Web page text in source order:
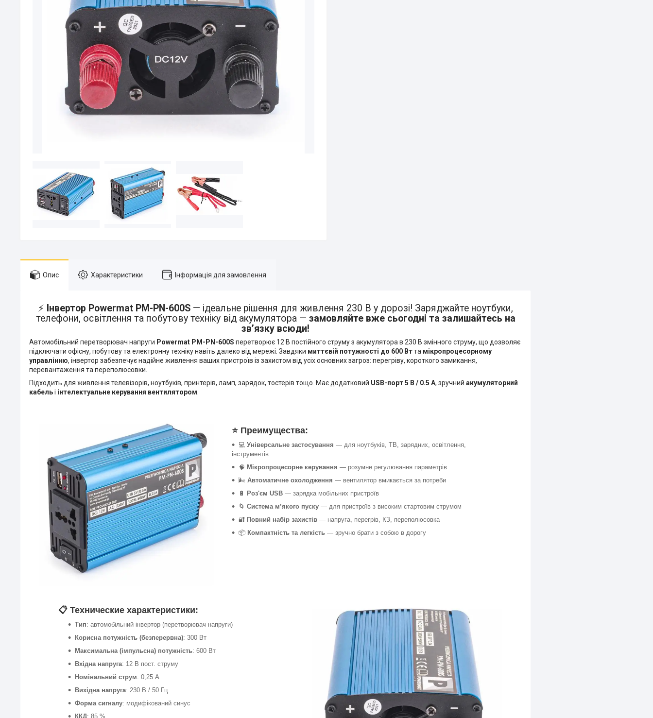
Опис Характеристики Інформація для замовлення
⚡ Інвертор Powermat PM-PN-600S — ідеальне рішення для живлення 230 В у дорозі! Заряджайте ноутбуки,
телефони, освітлення та побутову техніку від акумулятора — замовляйте вже сьогодні та залишайтесь на
зв’язку всюди!
Автомобільний перетворювач напруги Powermat PM-PN-600S перетворює 12 В постійного струму з акумулятора в 230 В змінного струму, що дозволяє
підключати офісну, побутову та електронну техніку навіть далеко від мережі. Завдяки миттєвій потужності до 600 Втта мікропроцесорному
управлінню, інвертор забезпечує надійне живлення ваших пристроїв із захистом від усіх основних загроз: перегріву, короткого замикання,
перевантаження та переполюсовки.
Підходить для живлення телевізорів, ноутбуків, принтерів, ламп, зарядок, тостерів тощо. Має додатковий USB-порт 5 В / 0.5 А, зручний акумуляторний
кабельі інтелектуальне керування вентилятором.
⭐ Преимущества:
💻 Універсальне застосування — для ноутбуків, ТВ, зарядних, освітлення,
інструментів
🧠 Мікропроцесорне керування — розумне регулювання параметрів
🌬️ Автоматичне охолодження — вентилятор вмикається за потреби
🔋
Роз'єм USB — зарядка мобільних пристроїв
🌀 Система м’якого пуску — для пристроїв з високим стартовим струмом
🔐 Повний набір захистів — напруга, перегрів, КЗ, переполюсовка
📦 Компактність та легкість — зручно брати з собою в дорогу
📋 Технические характеристики:
Тип: автомобільний інвертор (перетворювач напруги)
Корисна потужність (безперервна): 300 Вт
Максимальна (імпульсна) потужність: 600 Вт
Вхідна напруга: 12 В пост. струму
Номінальний струм: 0,25 А
Вихідна напруга: 230 В / 50 Гц
Форма сигналу: модифікований синус
ККД: 85 %